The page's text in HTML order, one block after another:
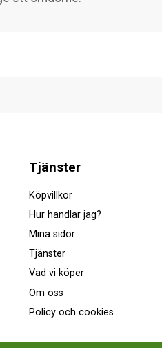
Tjänster
Köpvillkor
Hur handlar jag?
Mina sidor
Tjänster
Vad vi köper
Om oss
Policy och cookies